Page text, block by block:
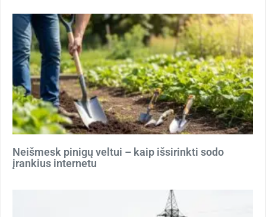
Neišmesk pinigų veltui – kaip išsirinkti sodo
įrankius internetu